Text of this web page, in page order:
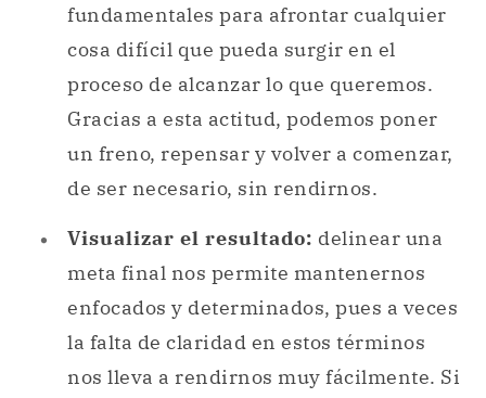
fundamentales para afrontar cualquier
cosa difícil que pueda surgir en el
proceso de alcanzar lo que queremos.
Gracias a esta actitud, podemos poner
un freno, repensar y volver a comenzar,
de ser necesario, sin rendirnos.
Visualizar el resultado: delinear una
meta final nos permite mantenernos
enfocados y determinados, pues a veces
la falta de claridad en estos términos
nos lleva a rendirnos muy fácilmente. Si